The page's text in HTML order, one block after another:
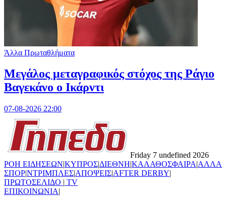
Άλλα Πρωταθλήματα
Μεγάλος μεταγραφικός στόχος της Ράγιο
Βαγεκάνο ο Ικάρντι
07-08-2026 22:00
Friday 7 undefined 2026
ΡΟΗ ΕΙΔΗΣΕΩΝ|ΚΥΠΡΟΣ|ΔΙΕΘΝΗ|ΚΑΛΑΘΟΣΦΑΙΡΑ|ΑΛΛΑ
ΣΠΟΡ|ΝΤΡΙΜΠΛΕΣ|ΑΠΟΨΕΙΣ|AFTER DERBY|
ΠΡΩΤΟΣΕΛΙΔΟ | TV
ΕΠΙΚΟΙΝΩΝΙΑ|